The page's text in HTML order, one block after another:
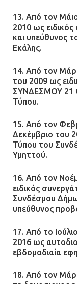
13. Από τον
2010 ως
και υπεύθυνος
Εκάλης.
14. Από τον
του 2009 ως
ΣΥΝΔΕΣΜΟΥ 21
Τύπου.
15. Από τον
Δεκέμβριο του
Τύπου του
Υμηττού.
16. Από τον
ειδικός
Συνδέσμου
υπεύθυνος
17. Από το
2016 ως
εβδομαδιαία
18. Από τον